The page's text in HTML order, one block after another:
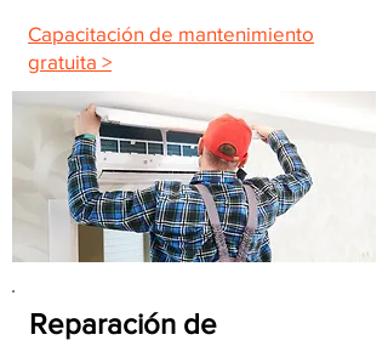
Capacitación de mantenimiento
gratuita >
Reparación de